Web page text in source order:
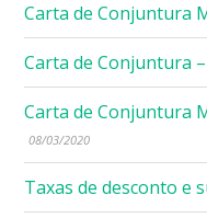
Carta de Conjuntura
Carta de Conjuntura
Carta de Conjuntura
08/03/2020
Taxas de desconto e